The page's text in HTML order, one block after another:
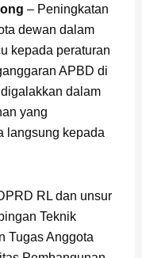
– Peningkatan
dewan dalam
kepada peraturan
APBD di
dalam
yang
langsung kepada
RL dan unsur
Teknik
Tugas Anggota